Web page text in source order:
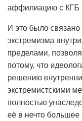
аффилиацию с КГБ
И это было связано
экстремизма
пределами,
потому, что
решению
экстремистскими
полностью
её в нечто